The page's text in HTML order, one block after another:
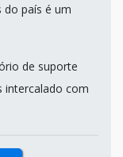
do país é um
de suporte
intercalado com